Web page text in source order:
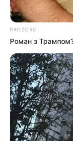
Вона пише, що
надзвичайно
вона щиро
дитину, не
найважчі
Окрему подяку
дитячої
PROZORO
Роман з